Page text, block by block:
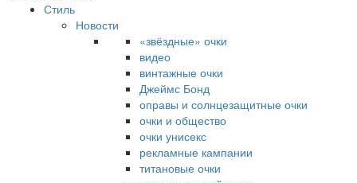
Стиль
Новости
«звёздные» очки
видео
винтажные очки
Джеймс Бонд
оправы и солнцезащитные очки
очки и общество
очки унисекс
рекламные кампании
титановые очки